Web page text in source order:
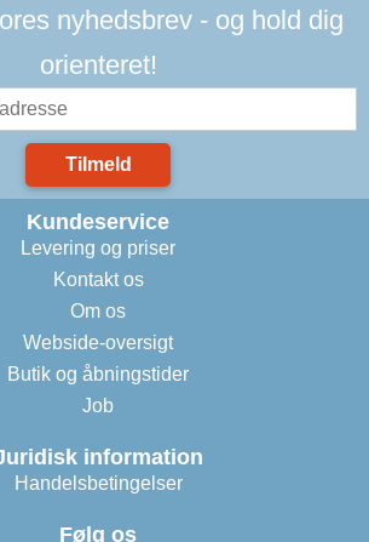
nyhedsbrev - og hold dig
orienteret!
Tilmeld
Kundeservice
Levering og priser
Kontakt os
Om os
Webside-oversigt
Butik og åbningstider
Job
information
Handelsbetingelser
Følg os